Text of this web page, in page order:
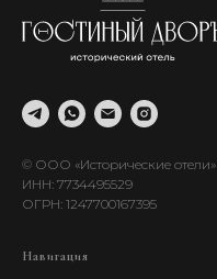
© ООО «Исторические отели»
ИНН: 7734495529
ОГРН: 1247700167395
Навигация